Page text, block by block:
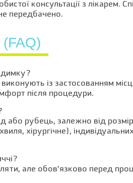
консультації з лікарем.
передбачено.
із застосованням
після процедури.
або рубець, залежно від
хірургічне),
але обов’язково перед